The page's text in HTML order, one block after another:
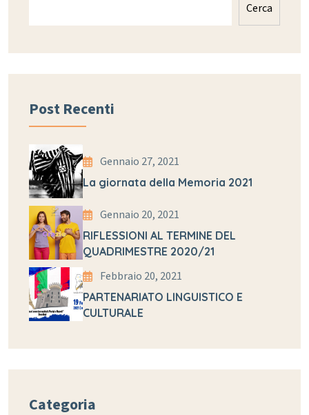
Cerca
Post Recenti
Gennaio 27, 2021
La giornata della Memoria 2021
Gennaio 20, 2021
RIFLESSIONI AL TERMINE DEL
QUADRIMESTRE 2020/21
Febbraio 20, 2021
PARTENARIATO LINGUISTICO E
CULTURALE
Categoria